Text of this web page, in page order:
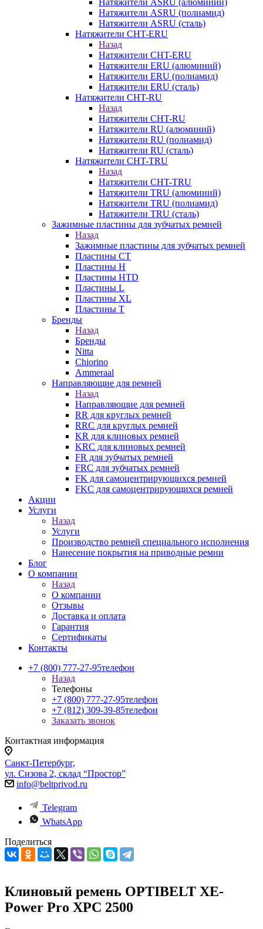
Натяжители ASRU (полиамид)
Натяжители ASRU (сталь)
Натяжители CHT-ERU
Назад
Натяжители CHT-ERU
Натяжители ERU (алюминий)
Натяжители ERU (полиамид)
Натяжители ERU (сталь)
Натяжители CHT-RU
Назад
Натяжители CHT-RU
Натяжители RU (алюминий)
Натяжители RU (полиамид)
Натяжители RU (сталь)
Натяжители CHT-TRU
Назад
Натяжители CHT-TRU
Натяжители TRU (алюминий)
Натяжители TRU (полиамид)
Натяжители TRU (сталь)
Зажимные пластины для зубчатых ремней
Назад
Зажимные пластины для зубчатых ремней
Пластины CT
Пластины H
Пластины HTD
Пластины L
Пластины XL
Пластины T
Бренды
Назад
Бренды
Nitta
Chiorino
Ammeraal
Направляющие для ремней
Назад
Направляющие для ремней
RR для круглых ремней
RRC для круглых ремней
KR для клиновых ремней
KRC для клиновых ремней
FR для зубчатых ремней
FRC для зубчатых ремней
FK для самоцентрирующихся ремней
FKC для самоцентрирующихся ремней
Акции
Услуги
Назад
Услуги
Производство ремней специального исполнения
Нанесение покрытия на приводные ремни
Блог
О компании
Назад
О компании
Отзывы
Доставка и оплата
Гарантия
Сертификаты
Контакты
+7 (800) 777-27-95телефон
Назад
Телефоны
+7 (800) 777-27-95телефон
+7 (812) 309-39-85телефон
Заказать звонок
Контактная информация
Санкт-Петербург,
ул. Сизова 2, склад “Простор”
info@beltprivod.ru
Telegram
WhatsApp
Поделиться
Клиновый ремень OPTIBELT XE-
Power Pro XPC 2500